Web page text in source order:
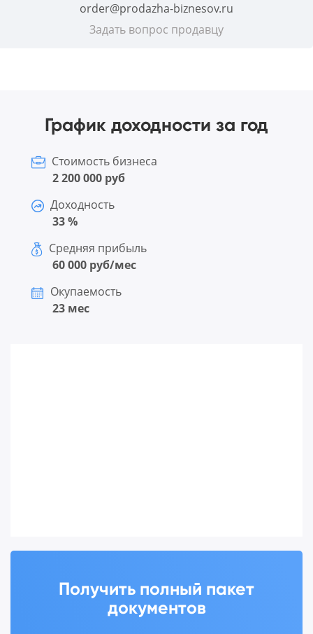
order@prodazha-biznesov.ru
Задать вопрос продавцу
График доходности за год
Стоимость бизнеса
2 200 000 руб
Доходность
33 %
Средняя прибыль
60 000 руб/мес
Окупаемость
23 мес
Получить полный пакет
документов